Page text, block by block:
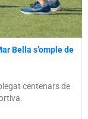
Bella s’omple de
centenars de